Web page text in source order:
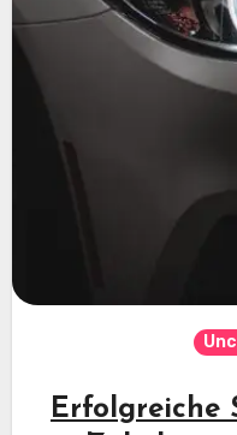
Erfolgreiche